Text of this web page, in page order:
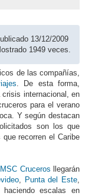
13/12/2009
1949 veces.
de las compañías,
. De esta forma,
internacional, en
para el verano
Y según destacan
son los que
recorren el Caribe
MSC Cruceros llegarán
, Punta del Este,
escalas en